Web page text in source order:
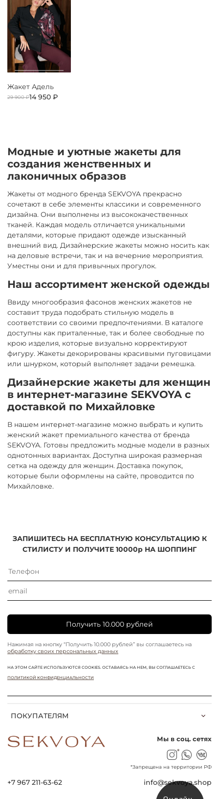
Жакет Адель
29 900 ₽14 950 ₽
Модные и уютные жакеты для
создания женственных и
лаконичных образов
Жакеты от модного бренда SEKVOYA прекрасно
сочетают в себе элементы классики и современного
дизайна. Они выполнены из высококачественных
тканей. Каждая модель отличается уникальными
деталями, которые придают одежде изысканный
внешний вид. Дизайнерские жакеты можно носить как
на деловые встречи, так и на вечерние мероприятия.
Уместны они и для привычных прогулок.
Наш ассортимент женской одежды
Ввиду многообразия фасонов женских жакетов не
составит труда подобрать стильную модель в
соответствии со своими предпочтениями. В каталоге
доступны как приталенные, так и более свободные по
крою изделия, которые визуально корректируют
фигуру. Жакеты декорированы красивыми пуговицами
или шнурком, который выполняет задачи ремешка.
Дизайнерские жакеты для женщин
в интернет-магазине SEKVOYA с
доставкой по Михайловке
В нашем интернет-магазине можно выбрать и купить
женский жакет премиального качества от бренда
SEKVOYA. Готовы предложить модные модели в разных
однотонных вариантах. Доступна широкая размерная
сетка на одежду для женщин. Доставка покупок,
которые были оформлены на сайте, проводится по
Михайловке.
ПОКУПАТЕЛЯМ
ЗАПИШИТЕСЬ НА БЕСПЛАТНУЮ КОНСУЛЬТАЦИЮ К
СТИЛИСТУ И ПОЛУЧИТЕ 10000р НА ШОППИНГ
Получить 10.000 рублей
Нажимая на кнопку “Получить 10.000 рублей” вы соглашаетесь на
обработку своих персональных данных
НА ЭТОМ САЙТЕ ИСПОЛЬЗУЮТСЯ COOKIES. ОСТАВАЯСЬ НА НЕМ, ВЫ СОГЛАШАЕТЕСЬ С
ПОЛИТИКОЙ КОНФИДЕНЦИАЛЬНОСТИ
+7 967 211-63-62 info@sekvoya.shop
Мы в соц. сетях
*
*Запрещена на территории РФ